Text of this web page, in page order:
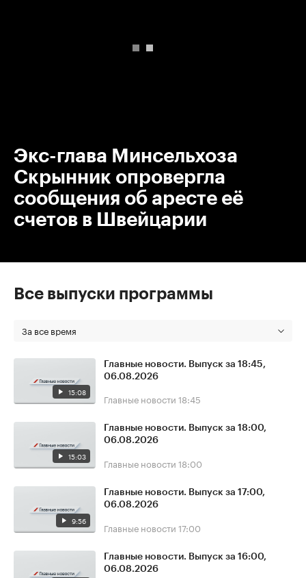
Экс-глава Минсельхоза
Скрынник опровергла
сообщения об аресте её
счетов в Швейцарии
Все выпуски программы
За все время
15:08
Главные новости. Выпуск за 18:45,
06.08.2026
Главные новости 18:45
15:03
Главные новости. Выпуск за 18:00,
06.08.2026
Главные новости 18:00
9:56
Главные новости. Выпуск за 17:00,
06.08.2026
Главные новости 17:00
Главные новости. Выпуск за 16:00,
06.08.2026